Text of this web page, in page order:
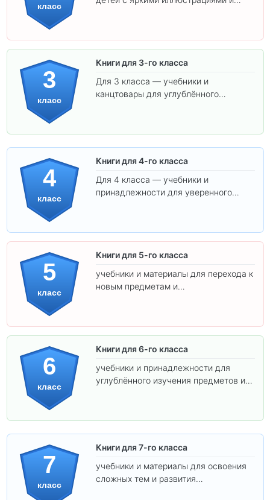
класс
3
класс
Книги для 3-го класса
Для 3 класса — учебники и
канцтовары для углублённого
4
класс
Книги для 4-го класса
Для 4 класса — учебники и
принадлежности для уверенного
5
класс
Книги для 5-го класса
учебники и материалы для перехода к
новым предметам и
6
класс
Книги для 6-го класса
учебники и принадлежности для
углублённого изучения предметов и
7
класс
Книги для 7-го класса
учебники и материалы для освоения
сложных тем и развития